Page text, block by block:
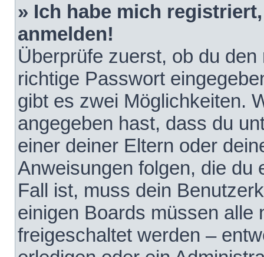
» Ich habe mich
anmelden!
Überprüfe zuerst, ob du
richtige Passwort
gibt es zwei Möglichkeiten.
angegeben hast, dass du
einer deiner Eltern oder
Anweisungen folgen, die du
Fall ist, muss dein
einigen Boards müssen alle
freigeschaltet werden –